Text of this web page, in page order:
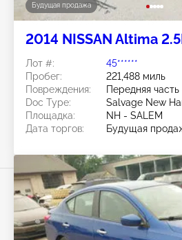
Будущая продажа
2014 NISSAN Altima
Лот #:
45******
Пробег:
221,488 миль
Повреждения:
Передняя часть
Doc Type:
Salvage New
Площадка:
NH - SALEM
Дата торгов:
Будущая